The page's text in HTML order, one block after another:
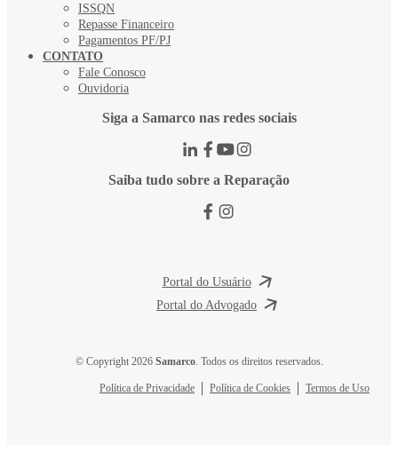
ISSQN
Repasse Financeiro
Pagamentos PF/PJ
CONTATO
Fale Conosco
Ouvidoria
Siga a Samarco nas redes sociais
Saiba tudo sobre a Reparação
Portal do Usuário
Portal do Advogado
© Copyright 2026 Samarco. Todos os direitos reservados.
Política de Privacidade Política de Cookies Termos de Uso